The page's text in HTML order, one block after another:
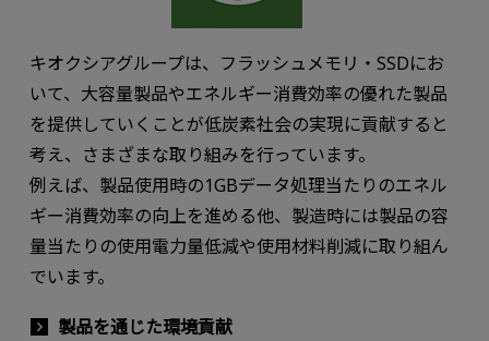
キオクシアグループは、フラッシュメモリ・SSDにお
いて、大容量製品やエネルギー消費効率の優れた製品
を提供していくことが低炭素社会の実現に貢献すると
考え、さまざまな取り組みを行っています。
例えば、製品使用時の1GBデータ処理当たりのエネル
ギー消費効率の向上を進める他、製造時には製品の容
量当たりの使用電力量低減や使用材料削減に取り組ん
でいます。
製品を通じた環境貢献